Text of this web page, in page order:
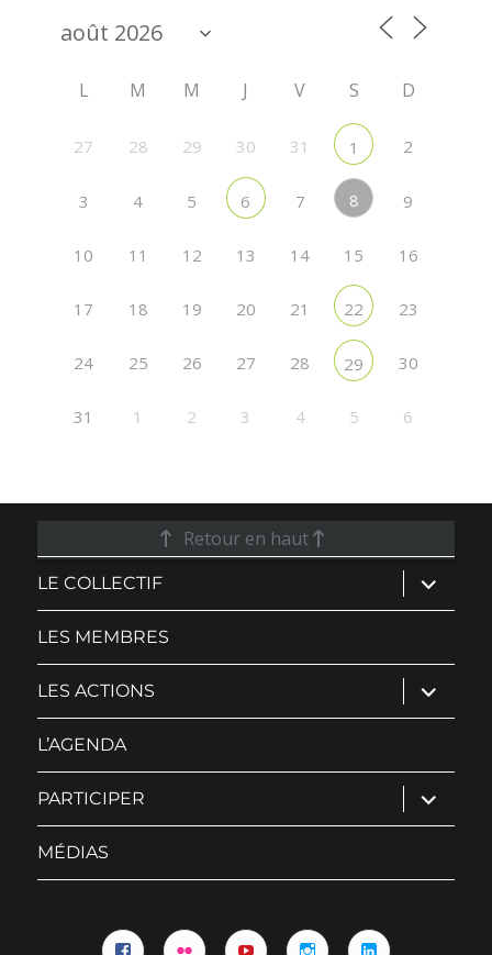
L M M J V S D
27 28 29 30 31 1 2
3 4 5 6 7 8 9
10 11 12 13 14 15 16
17 18 19 20 21 22 23
24 25 26 27 28 29 30
31 1 2 3 4 5 6
Retour en haut
LE COLLECTIF ouvrir
le
sous-
LES MEMBRES
LES ACTIONS ouvrir
le
sous-
L’AGENDA
PARTICIPER ouvrir
le
sous-
MÉDIAS